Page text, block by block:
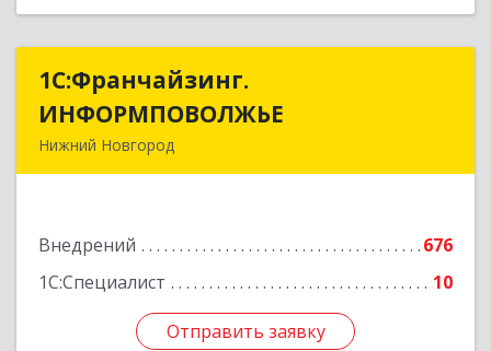
1С:Франчайзинг.
ИНФОРМПОВОЛЖЬЕ
Нижний Новгород
Внедрений
676
1С:Специалист
10
Отправить заявку
1С:Франчайзинг.
ИНФОРМПОВОЛЖЬЕ
Подробнее
Отправить заявку